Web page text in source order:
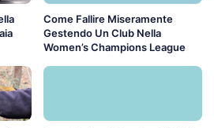
Come Fallire Miseramente
Gestendo Un Club Nella
Women’s Champions League